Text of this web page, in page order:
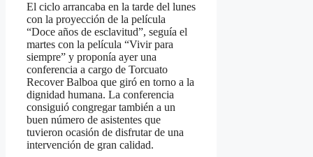
El ciclo arrancaba en la tarde del lunes
con la proyección de la película
“Doce años de esclavitud”, seguía el
martes con la película “Vivir para
siempre” y proponía ayer una
conferencia a cargo de Torcuato
Recover Balboa que giró en torno a la
dignidad humana. La conferencia
consiguió congregar también a un
buen número de asistentes que
tuvieron ocasión de disfrutar de una
intervención de gran calidad.